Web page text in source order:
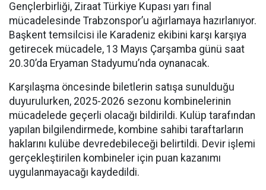
Gençlerbirliği, Ziraat Türkiye Kupası yarı final
mücadelesinde Trabzonspor’u ağırlamaya hazırlanıyor.
Başkent temsilcisi ile Karadeniz ekibini karşı karşıya
getirecek mücadele, 13 Mayıs Çarşamba günü saat
20.30’da Eryaman Stadyumu’nda oynanacak.
Karşılaşma öncesinde biletlerin satışa sunulduğu
duyurulurken, 2025-2026 sezonu kombinelerinin
mücadelede geçerli olacağı bildirildi. Kulüp tarafından
yapılan bilgilendirmede, kombine sahibi taraftarların
haklarını kulübe devredebileceği belirtildi. Devir işlemi
gerçekleştirilen kombineler için puan kazanımı
uygulanmayacağı kaydedildi.